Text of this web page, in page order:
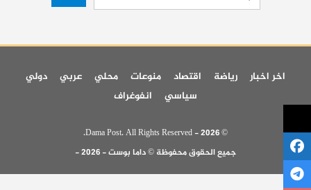
اخر اخبار رياضة اقتصاد منوعات محلي عربي
دولي
سياسي
انفوغراف
© 2026 - Dama Post. All Rights Reserved.
جميع الحقوق محفوظة © داما بوست - 2026 -